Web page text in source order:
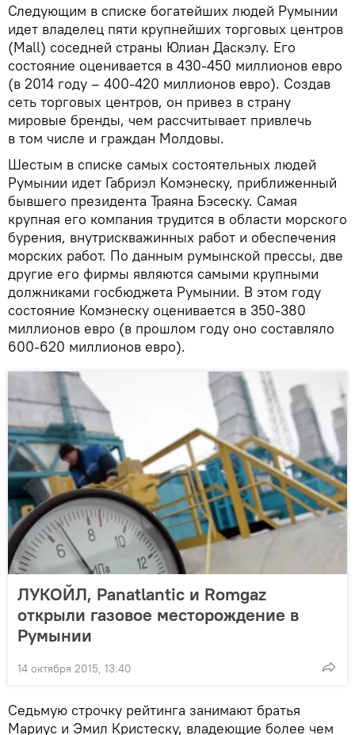
Следующим в списке богатейших людей Румынии
идет владелец пяти крупнейших торговых центров
(Mall) соседней страны Юлиан Даскэлу. Его
состояние оценивается в 430-450 миллионов евро
(в 2014 году – 400-420 миллионов евро). Создав
сеть торговых центров, он привез в страну
мировые бренды, чем рассчитывает привлечь
в том числе и граждан Молдовы.
Шестым в списке самых состоятельных людей
Румынии идет Габриэл Комэнеску, приближенный
бывшего президента Траяна Бэсеску. Самая
крупная его компания трудится в области морского
бурения, внутрискважинных работ и обеспечения
морских работ. По данным румынской прессы, две
другие его фирмы являются самыми крупными
должниками госбюджета Румынии. В этом году
состояние Комэнеску оценивается в 350-380
миллионов евро (в прошлом году оно составляло
600-620 миллионов евро).
ЛУКОЙЛ, Panatlantic и Romgaz
открыли газовое месторождение в
Румынии
14 октября 2015, 13:40
Седьмую строчку рейтинга занимают братья
Мариус и Эмил Кристеску, владеющие более чем